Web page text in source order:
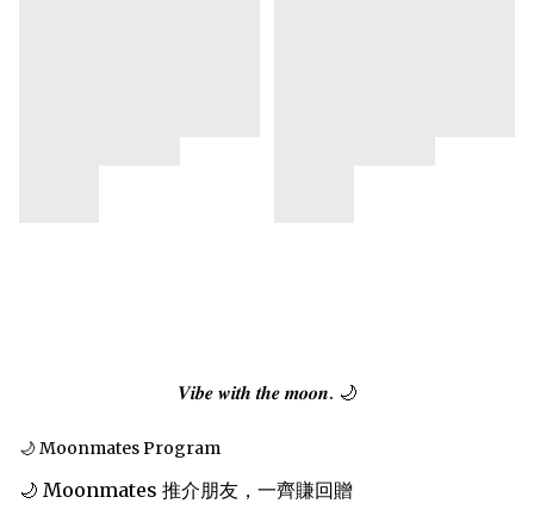
𝑽𝒊𝒃𝒆 𝒘𝒊𝒕𝒉 𝒕𝒉𝒆 𝒎𝒐𝒐𝒏. 🌙
🌙 Moonmates Program
🌙 Moonmates 推介朋友，一齊賺回贈